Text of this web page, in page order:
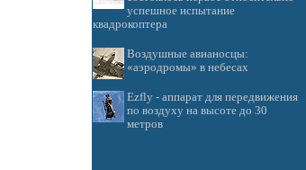
успешное испытание
квадрокоптера
Воздушные авианосцы:
«аэродромы» в небесах
Ezfly - аппарат для передвижения
по воздуху на высоте до 30
метров